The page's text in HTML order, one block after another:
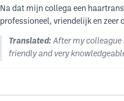
Na dat mijn collega een
professioneel, vriendelijk en zeer
Translated: After my colleague
friendly and very